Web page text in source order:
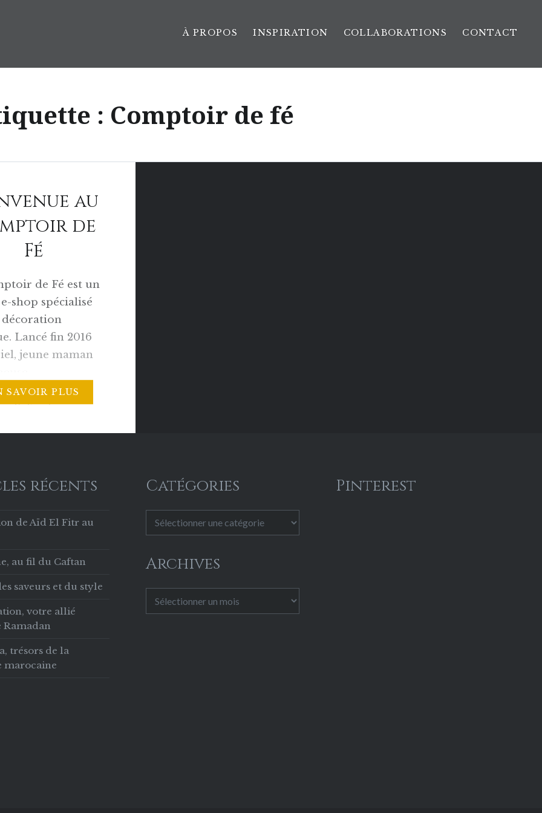
À PROPOS INSPIRATION COLLABORATIONS CONTACT
: Comptoir de fé
au
de
Fé
de Fé est un
shop spécialisé
décoration
Lancé fin 2016
jeune maman
d’objets
l’e-shop se
Bonjour
un grand
avec vous
SAVOIR PLUS
récents
de Aïd El Fitr au
au fil du Caftan
saveurs et du style
votre allié
trésors de la
marocaine
Catégories
Archives
Pinterest